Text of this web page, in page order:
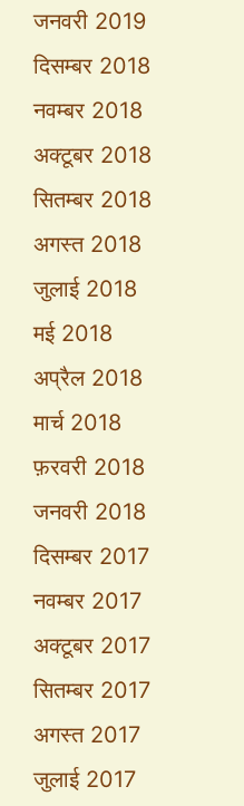
जनवरी 2019
दिसम्बर 2018
नवम्बर 2018
अक्टूबर 2018
सितम्बर 2018
अगस्त 2018
जुलाई 2018
मई 2018
अप्रैल 2018
मार्च 2018
फ़रवरी 2018
जनवरी 2018
दिसम्बर 2017
नवम्बर 2017
अक्टूबर 2017
सितम्बर 2017
अगस्त 2017
जुलाई 2017